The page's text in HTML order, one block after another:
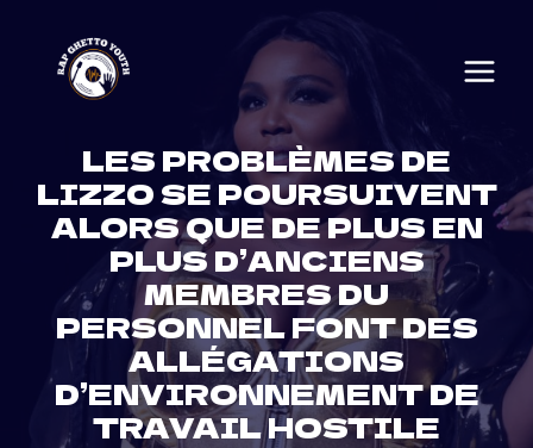
content
LES PROBLÈMES DE
LIZZO SE POURSUIVENT
ALORS QUE DE PLUS EN
PLUS D’ANCIENS
MEMBRES DU
PERSONNEL FONT DES
ALLÉGATIONS
D’ENVIRONNEMENT DE
TRAVAIL HOSTILE